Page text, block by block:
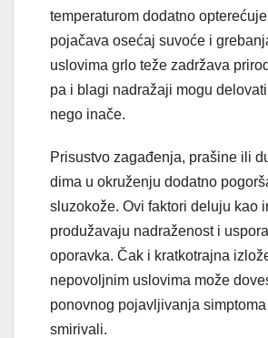
temperaturom dodatno
pojačava osećaj suvoće i
uslovima grlo teže zadržava
pa i blagi nadražaji mogu
nego inače.
Prisustvo zagađenja, prašine ili
dima u okruženju dodatno
sluzokože. Ovi faktori deluju kao
produžavaju nadraženost i
oporavka. Čak i kratkotrajna
nepovoljnim uslovima može
ponovnog pojavljivanja
smirivali.